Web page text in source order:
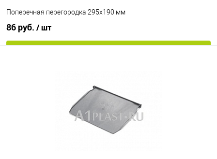
Поперечная перегородка 295х190 мм
86 руб. / шт